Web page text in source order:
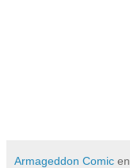
Armageddon Comic en